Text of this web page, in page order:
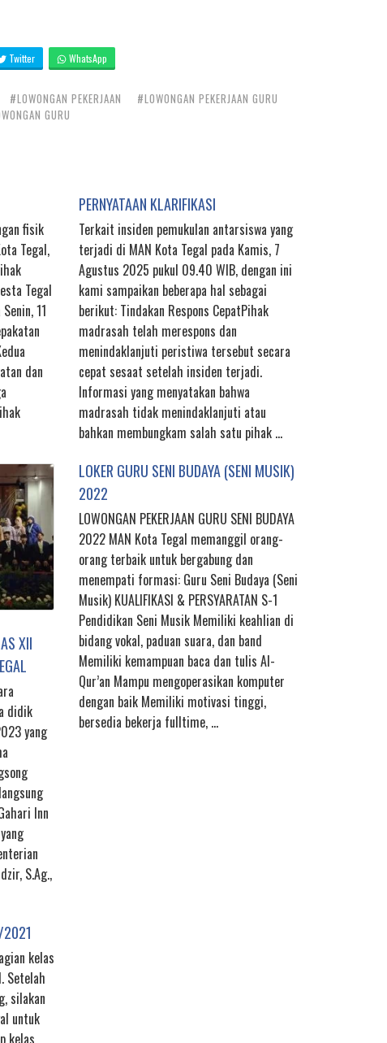
Twitter WhatsApp
#LOWONGAN PEKERJAAN
#LOWONGAN PEKERJAAN GURU
GURU
fisik
Tegal,
Tegal
11
dan
PERNYATAAN KLARIFIKASI
Terkait insiden pemukulan antarsiswa yang
terjadi di MAN Kota Tegal pada Kamis, 7
Agustus 2025 pukul 09.40 WIB, dengan ini
kami sampaikan beberapa hal sebagai
berikut: Tindakan Respons CepatPihak
madrasah telah merespons dan
menindaklanjuti peristiwa tersebut secara
cepat sesaat setelah insiden terjadi.
Informasi yang menyatakan bahwa
madrasah tidak menindaklanjuti atau
bahkan membungkam salah satu pihak …
XII
didik
yang
Inn
S.Ag.,
LOKER GURU SENI BUDAYA (SENI MUSIK)
2022
LOWONGAN PEKERJAAN GURU SENI BUDAYA
2022 MAN Kota Tegal memanggil orang-
orang terbaik untuk bergabung dan
menempati formasi: Guru Seni Budaya (Seni
Musik) KUALIFIKASI & PERSYARATAN S-1
Pendidikan Seni Musik Memiliki keahlian di
bidang vokal, paduan suara, dan band
Memiliki kemampuan baca dan tulis Al-
Qur’an Mampu mengoperasikan komputer
dengan baik Memiliki motivasi tinggi,
bersedia bekerja fulltime, …
2021
kelas
Setelah
silakan
untuk
kelas